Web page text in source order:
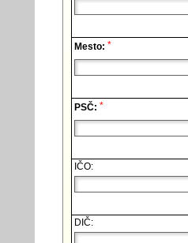
Mesto: *
PSČ: *
IČO:
DIČ: